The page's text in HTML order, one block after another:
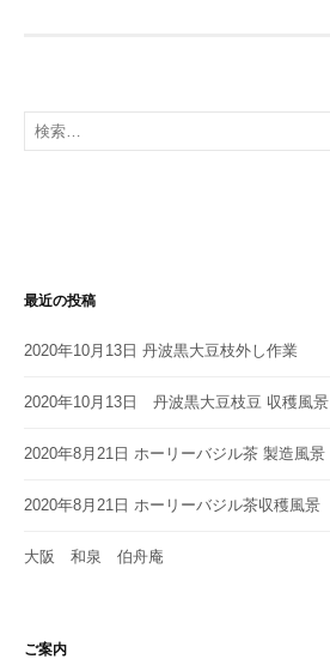
検
索:
最近の投稿
2020年10月13日 丹波黒大豆枝外し作業
2020年10月13日 丹波黒大豆枝豆 収穫風景
2020年8月21日 ホーリーバジル茶 製造風景
2020年8月21日 ホーリーバジル茶収穫風景
大阪 和泉 伯舟庵
ご案内